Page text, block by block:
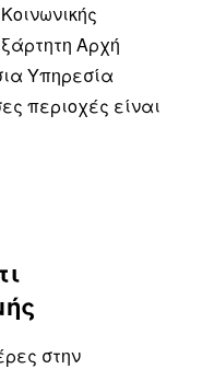
Αρχή
Υπηρεσία
περιοχές είναι
στην